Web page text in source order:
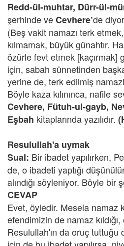
Redd-ül-muhtar, Dürr-ül-
şerhinde veCevhere’de
(Beş vakit namazı terk
kılmamak, büyük günahtır.
özürle fevt etmek [kaçırmak]
için, sabah sünnetinden
yerine de, terk edilmiş
Böyle kaza kılınınca, nafile
Cevhere, Fütuh-ul-gayb,
Eşbah kitaplarında yazılıdır.
Resulullah'a uymak
Sual: Bir ibadet yapılırken,
de, o ibadeti yaptığı
alındığı söyleniyor. Böyle bir
CEVAP
Evet, öyledir. Mesela namaz
efendimizin de namaz
Resulullah'ın da oruç